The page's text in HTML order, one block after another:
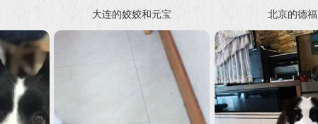
大连的姣姣和元宝 北京的德福